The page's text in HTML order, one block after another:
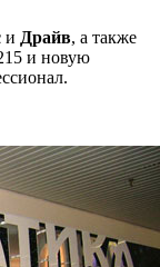
и Драйв, а также
и новую